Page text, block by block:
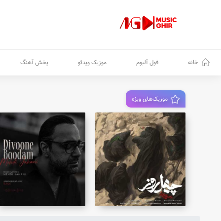
خانه فول آلبوم موزیک ویدئو پخش آهنگ
موزیک‌های ویژه